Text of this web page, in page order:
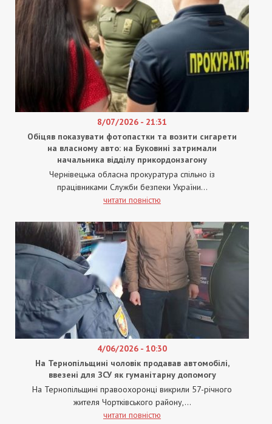
8/07/2026 - 21:31
Обіцяв показувати фотопастки та возити сигарети
на власному авто: на Буковині затримали
начальника відділу прикордонзагону
Чернівецька обласна прокуратура спільно із
працівниками Служби безпеки України...
читати повністю
4/06/2026 - 10:30
На Тернопільщині чоловік продавав автомобілі,
ввезені для ЗСУ як гуманітарну допомогу
На Тернопільщині правоохоронці викрили 57-річного
жителя Чортківського району,...
читати повністю